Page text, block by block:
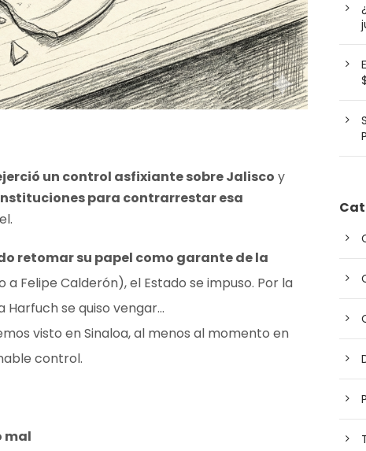
un control asfixiante sobre Jalisco y
para contrarrestar esa
retomar su papel como garante de la
a Felipe Calderón), el Estado se impuso. Por la
Harfuch se quiso vengar…
visto en Sinaloa, al menos al momento en
control.
mal